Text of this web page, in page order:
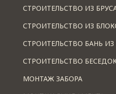
СТРОИТЕЛЬСТВО ИЗ
СТРОИТЕЛЬСТВО ИЗ
СТРОИТЕЛЬСТВО БАНЬ ИЗ
СТРОИТЕЛЬСТВО
МОНТАЖ ЗАБОРА